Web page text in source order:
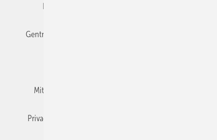
Gentner Verlag
Mitgliedschaften und Engagement
Privacy Manager